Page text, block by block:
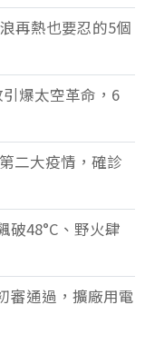
再熱也要忍的5個
爆太空革命，6
二大疫情，確診
破48°C、野火肆
審通過，擴廠用電